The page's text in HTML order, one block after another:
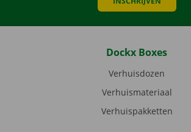
Dockx Boxes
Verhuisdozen
Verhuismateriaal
Verhuispakketten